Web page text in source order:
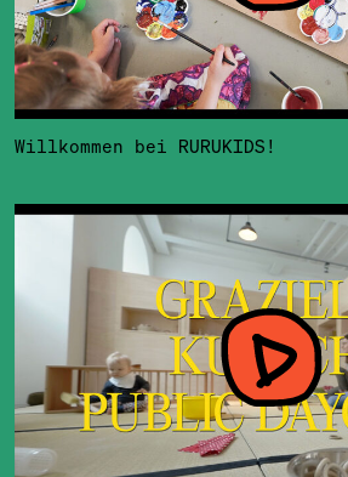
Willkommen bei RURUKIDS!